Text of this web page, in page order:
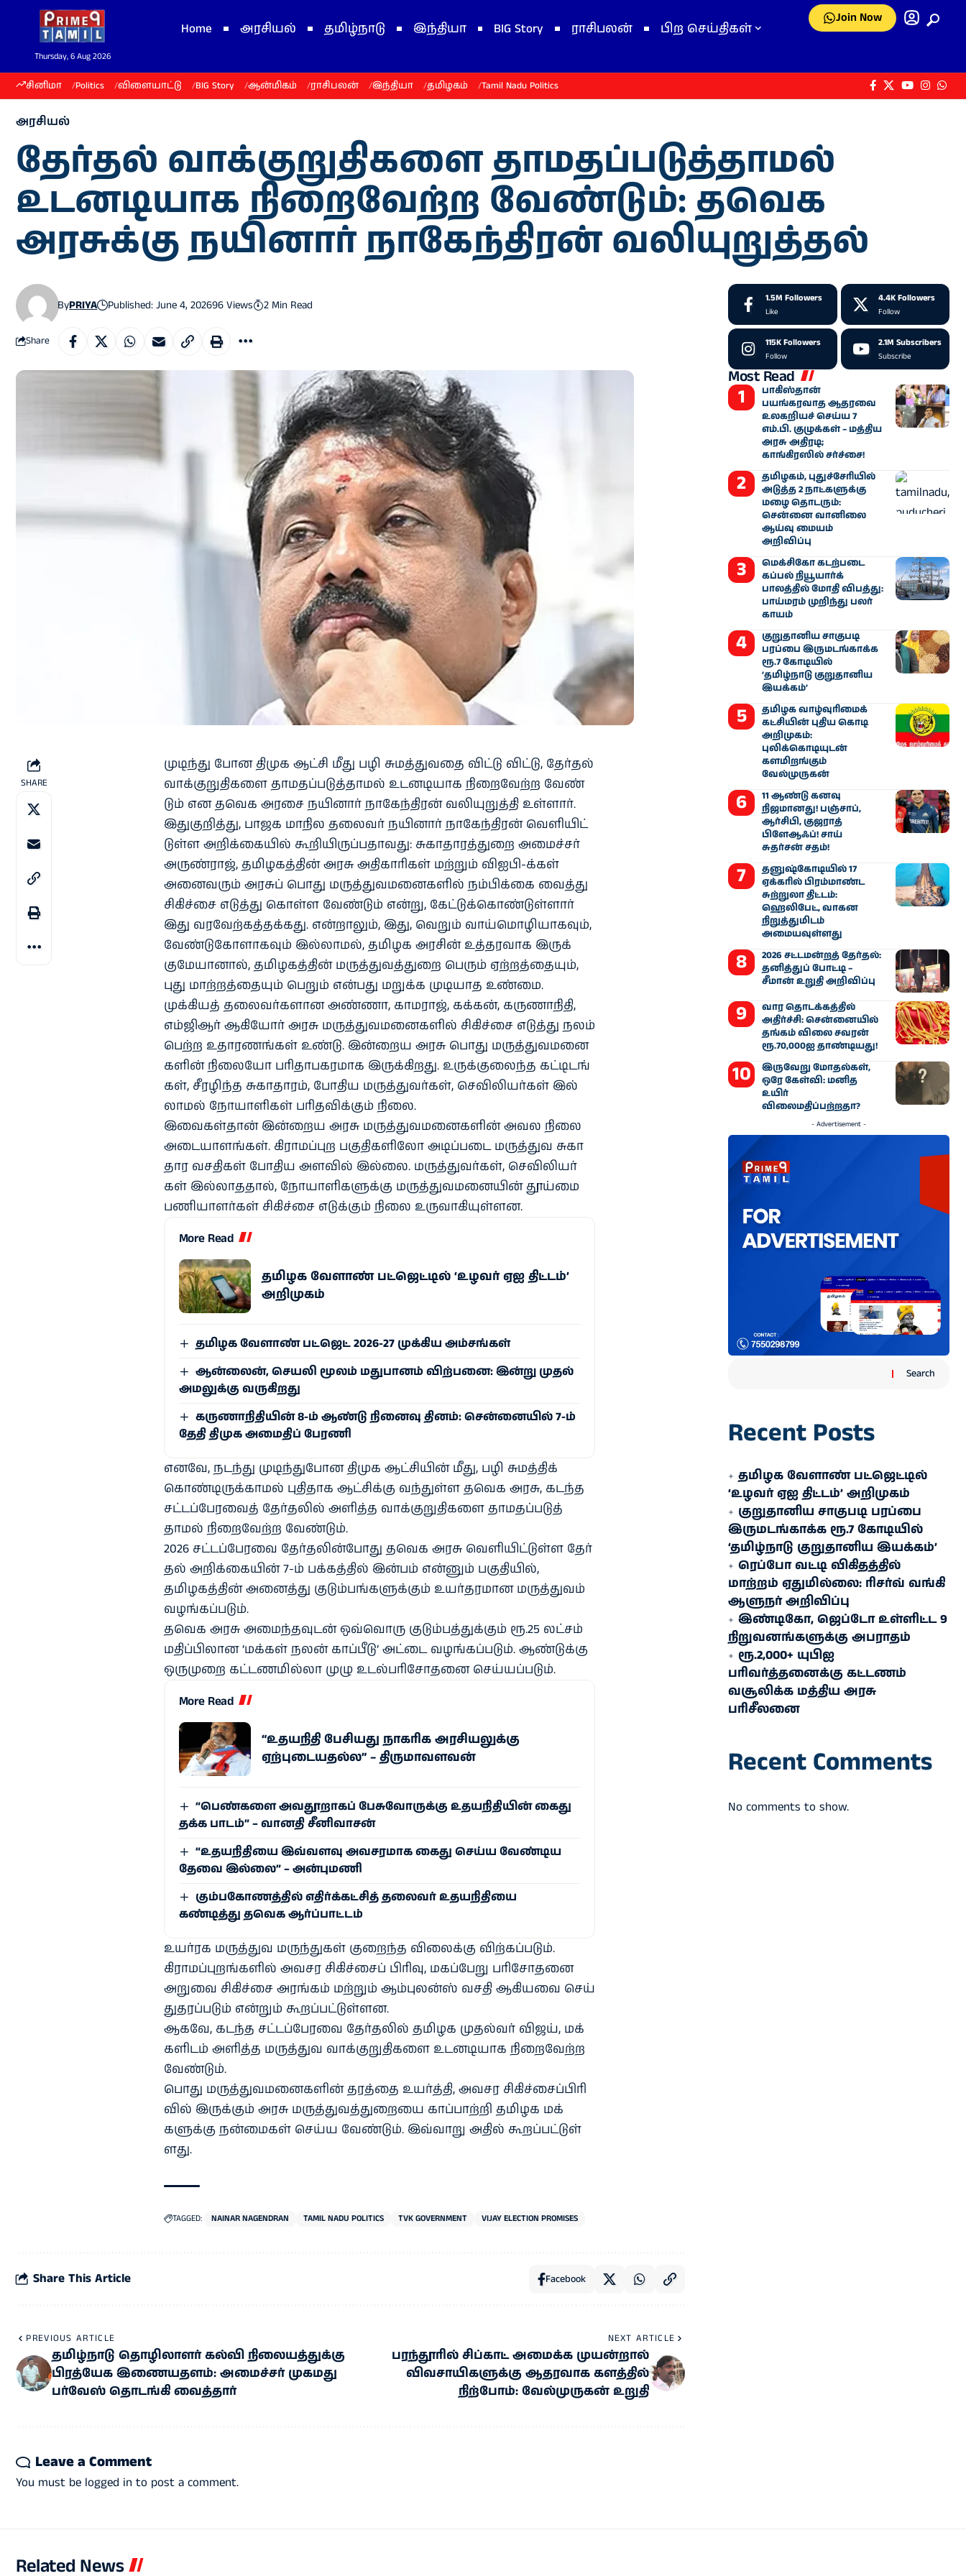
Thursday, 6 Aug 2026
Home அரசியல் தமிழ்நாடு இந்தியா BIG Story ராசிபலன் பிற செய்திகள்
Join Now
சினிமா Politics விளையாட்டு BIG Story ஆன்மிகம் ராசிபலன் இந்தியா தமிழகம் Tamil Nadu Politics
அரசியல்
தேர்தல் வாக்குறுதிகளை தாமதப்படுத்தாமல்
உடனடியாக நிறைவேற்ற வேண்டும்: தவெக
அரசுக்கு நயினார் நாகேந்திரன் வலியுறுத்தல்
ByPRIYA Published: June 4, 202696 Views 2 Min Read
Share
SHARE
முடிந்து போன திமுக ஆட்சி மீது பழி சுமத்​து​வதை விட்​டு​ விட்​டு, தேர்​தல்
வாக்​குறு​தி​களை தாமதப்​படுத்​தாமல் உடனடியாக நிறைவேற்ற வேண்​
டும் என தவெக அரசை நயி​னார் நாகேந்​திரன் வலி​யுறுத்தி உள்​ளார்.
இதுகுறித்து, பாஜக மாநில தலை​வர் நயி​னார் நாகேந்​திரன் வெளி​யிட்​
டுள்ள அறிக்​கை​யில் கூறி​யிருப்​ப​தாவது: சுகா​தா​ரத்​துறை அமைச்​சர்
அருண்​ராஜ், தமிழகத்​தின் அரசு அதி​காரி​கள் மற்​றும் விஐபி-க்​கள்
அனை​வரும் அரசுப் பொது மருத்​து​வ​மனை​களில் நம்​பிக்கை வைத்து
சிகிச்சை எடுத்து கொள்ள வேண்​டும் என்​று, கேட்​டுக்​கொண்​டுள்​ளார்
இது வரவேற்​கத்​தக்​கது. என்​றாலும், இது, வெறும் வாய்​மொழி​யாக​வும்,
வேண்​டு​கோளாக​வும் இல்​லாமல், தமிழக அரசின் உத்​தர​வாக இருக்​
குமே​யா​னால், தமிழகத்​தின் மருத்​து​வத்​துறை பெரும் ஏற்​றத்​தை​யும்,
புது மாற்​றத்​தை​யும் பெறும் என்​பது மறுக்க முடி​யாத உண்​மை.
முக்​கி​யத் தலை​வர்​களான அண்​ணா, காம​ராஜ், கக்​கன், கருணாநி​தி,
எம்​ஜிஆர் ஆகியோர் அரசு மருத்​து​வ​மனை​களில் சிகிச்சை எடுத்து நலம்​
பெற்ற உதா​ரணங்​கள் உண்​டு. இன்​றைய அரசு பொது மருத்​து​வ​மனை​
களின் நிலையோ பரி​தாபகர​மாக இருக்​கிறது. உருக்​குலைந்த கட்​டிடங்​
கள், சீரழிந்த சுகா​தா​ரம், போதிய மருத்​து​வர்​கள், செவிலியர்​கள் இல்​
லாமல் நோயாளி​கள் பரிதவிக்​கும் நிலை.
இவை​கள்​தான் இன்​றைய அரசு மருத்​து​வ​மனை​களின் அவல நிலை
அடை​யாளங்​கள். கிராமப்​புற பகு​தி​களிலோ அடிப்​படை மருத்​துவ சுகா​
தார வசதி​கள் போதிய அளவில் இல்​லை. மருத்​து​வர்​கள், செவிலியர்​
கள் இல்​லாத​தால், நோயாளி​களுக்கு மருத்​து​வ​மனை​யின் தூய்மை
பணி​யாளர்​கள் சிகிச்சை எடுக்​கும் நிலை உரு​வாகி​யுள்​ளன.
More Read
தமிழக வேளாண் பட்ஜெட்டில் ‘உழவர் ஏஐ திட்டம்’
அறிமுகம்
தமிழக வேளாண் பட்ஜெட் 2026-27 முக்கிய அம்சங்கள்
ஆன்லைன், செயலி மூலம் மதுபானம் விற்பனை: இன்று முதல்
அமலுக்கு வருகிறது
கருணாநிதியின் 8-ம் ஆண்டு நினைவு தினம்: சென்னையில் 7-ம்
தேதி திமுக அமைதிப் பேரணி
எனவே, நடந்து முடிந்​து​போன திமுக ஆட்​சி​யின் மீது, பழி சுமத்​திக்​
கொண்​டிருக்​காமல் புதி​தாக ஆட்​சிக்கு வந்​துள்ள தவெக அரசு, கடந்த
சட்​டப்​பேர​வைத் தேர்​தலில் அளித்த வாக்​குறு​தி​களை தாமதப்​படுத்​
தாமல் நிறைவேற்ற வேண்​டும்.
2026 சட்​டப்​பேரவை தேர்​தலின்​போது தவெக அரசு வெளி​யிட்​டுள்ள தேர்​
தல் அறிக்​கை​யின் 7-ம் பக்​கத்​தில் இன்​பம் என்​னும் பகு​தி​யில்,
தமிழகத்​தின் அனைத்து குடும்​பங்​களுக்​கும் உயர்​தர​மான மருத்​து​வம்
வழங்​கப்​படும்.
தவெக அரசு அமைந்​தவுடன் ஒவ்​வொரு குடும்​பத்​துக்​கும் ரூ.25 லட்​சம்
மதிப்​பிலான ‘மக்​கள் நலன் காப்​பீடு’ அட்டை வழங்​கப்​படும். ஆண்​டுக்கு
ஒரு​முறை கட்​ட​ணமில்லா முழு உடல்​பரிசோதனை செய்​யப்​படும்.
More Read
“உதயநிதி பேசியது நாகரிக அரசியலுக்கு
ஏற்புடையதல்ல” – திருமாவளவன்
“பெண்களை அவதூறாகப் பேசுவோருக்கு உதயநிதியின் கைது
தக்க பாடம்” – வானதி சீனிவாசன்
“உதயநிதியை இவ்வளவு அவசரமாக கைது செய்ய வேண்டிய
தேவை இல்லை” – அன்புமணி
கும்பகோணத்தில் எதிர்க்கட்சித் தலைவர் உதயநிதியை
கண்டித்து தவெக ஆர்ப்பாட்டம்
உயர்ரக மருத்​துவ மருந்​துகள் குறைந்த விலைக்கு விற்​கப்​படும்.
கிராமப்​புறங்​களில் அவசர சிகிச்​சைப் பிரிவு, மகப்​பேறு பரிசோதனை
அறுவை சிகிச்சை அரங்​கம் மற்​றும் ஆம்​புலன்ஸ் வசதி ஆகியவை செய்​
துதரப்​படும் என்​றும் கூறப்​பட்​டுள்​ளன.
ஆகவே, கடந்த சட்​டப்​பேரவை தேர்​தலில் தமிழக முதல்​வர் விஜய், மக்​
களிடம் அளித்த மருத்​துவ வாக்​குறு​தி​களை உடனடி​யாக நிறைவேற்ற
வேண்​டும்.
பொது மருத்​து​வ​மனை​களின் தரத்தை உயர்த்​தி, அவசர சிகிச்​சைப்​பிரி​
வில் இருக்​கும் அரசு மருத்​து​வத்​துறையை காப்​பாற்றி தமிழக மக்​
களுக்கு நன்​மை​கள் செய்ய வேண்​டும். இவ்​வாறு அதில் கூறப்​பட்​டுள்​
ளது.
TAGGED: NAINAR NAGENDRAN TAMIL NADU POLITICS TVK GOVERNMENT VIJAY ELECTION PROMISES
Share This Article Facebook
PREVIOUS ARTICLE
தமிழ்நாடு தொழிலாளர் கல்வி நிலையத்துக்கு
பிரத்யேக இணையதளம்: அமைச்சர் முகமது
பர்வேஸ் தொடங்கி வைத்தார்
NEXT ARTICLE
பரந்தூரில் சிப்காட் அமைக்க முயன்றால்
விவசாயிகளுக்கு ஆதரவாக களத்தில்
நிற்போம்: வேல்முருகன் உறுதி
Leave a Comment
You must be logged in to post a comment.
1.5M Followers
Like
4.4K Followers
Follow
115K Followers
Follow
2.1M Subscribers
Subscribe
Most Read
பாகிஸ்தான்
பயங்கரவாத ஆதரவை
உலகறியச் செய்ய 7
எம்.பி. குழுக்கள் – மத்திய
அரசு அதிரடி;
காங்கிரஸில் சர்ச்சை!
தமிழகம், புதுச்சேரியில்
அடுத்த 2 நாட்களுக்கு
மழை தொடரும்:
சென்னை வானிலை
ஆய்வு மையம்
அறிவிப்பு
மெக்சிகோ கடற்படை
கப்பல் நியூயார்க்
பாலத்தில் மோதி விபத்து:
பாய்மரம் முறிந்து பலர்
காயம்
குறுதானிய சாகுபடி
பரப்பை இருமடங்காக்க
ரூ.7 கோடியில்
‘தமிழ்நாடு குறுதானிய
இயக்கம்’
தமிழக வாழ்வுரிமைக்
கட்சியின் புதிய கொடி
அறிமுகம்:
புலிக்கொடியுடன்
களமிறங்கும்
வேல்முருகன்
11 ஆண்டு கனவு
நிஜமானது! பஞ்சாப்,
ஆர்சிபி, குஜராத்
பிளேஆஃப்! சாய்
சுதர்சன் சதம்!
தனுஷ்கோடியில் 17
ஏக்கரில் பிரம்மாண்ட
சுற்றுலா திட்டம்:
ஹெலிபேட், வாகன
நிறுத்துமிடம்
அமையவுள்ளது
2026 சட்டமன்றத் தேர்தல்:
தனித்துப் போட்டி –
சீமான் உறுதி அறிவிப்பு
வார தொடக்கத்தில்
அதிர்ச்சி: சென்னையில்
தங்கம் விலை சவரன்
ரூ.70,000ஐ தாண்டியது!
இருவேறு மோதல்கள்,
ஒரே கேள்வி: மனித
உயிர்
விலைமதிப்பற்றதா?
- Advertisement -
Search
Recent Posts
தமிழக வேளாண் பட்ஜெட்டில்
‘உழவர் ஏஐ திட்டம்’ அறிமுகம்
குறுதானிய சாகுபடி பரப்பை
இருமடங்காக்க ரூ.7 கோடியில்
‘தமிழ்நாடு குறுதானிய இயக்கம்’
ரெப்போ வட்டி விகிதத்தில்
மாற்றம் ஏதுமில்லை: ரிசர்வ் வங்கி
ஆளுநர் அறிவிப்பு
இண்டிகோ, ஜெப்டோ உள்ளிட்ட 9
நிறுவனங்களுக்கு அபராதம்
ரூ.2,000+ யுபிஐ
பரிவர்த்தனைக்கு கட்டணம்
வசூலிக்க மத்திய அரசு
பரிசீலனை
Recent Comments
No comments to show.
Related News